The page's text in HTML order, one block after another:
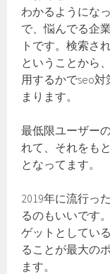
わかるようにな
で、悩んでる企
トです。検索さ
ということから
用するかでseo
まります。
最低限ユーザー
れて、それをも
となってます。
2019年に流行っ
るのもいいです
ゲットとしてい
ることが最大の
ます。